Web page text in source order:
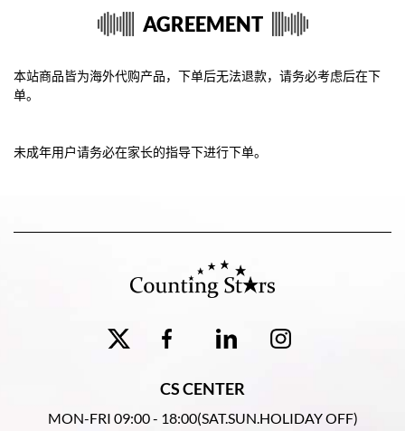
AGREEMENT
本站商品皆为海外代购产品，下单后无法退款，请务必考虑后在下
单。
未成年用户请务必在家长的指导下进行下单。
CS CENTER
MON-FRI 09:00 - 18:00(SAT.SUN.HOLIDAY OFF)